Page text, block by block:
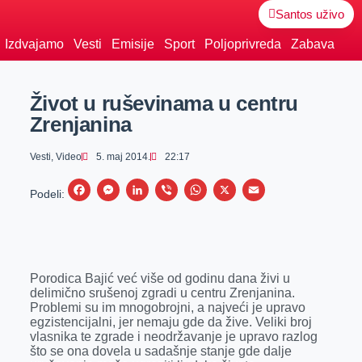
Santos uživo
Izdvajamo Vesti Emisije Sport Poljoprivreda Zabava
Život u ruševinama u centru
Zrenjanina
Vesti, Video 5. maj 2014. 22:17
Podeli:
F
b
o
o
k
M
e
n
g
e
L
e
d
I
n
V
r
W
s
A
p
p
X
E
l
Porodica Bajić već više od godinu dana živi u
delimično srušenoj zgradi u centru Zrenjanina.
Problemi su im mnogobrojni, a najveći je upravo
egzistencijalni, jer nemaju gde da žive. Veliki broj
vlasnika te zgrade i neodržavanje je upravo razlog
što se ona dovela u sadašnje stanje gde dalje